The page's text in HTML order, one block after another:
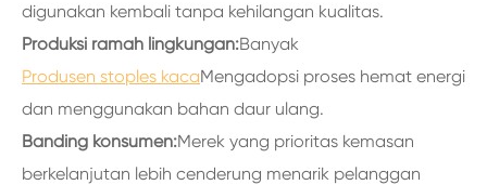
digunakan kembali tanpa kehilangan kualitas.
Produksi ramah lingkungan:Banyak
Produsen stoples kacaMengadopsi proses hemat energi
dan menggunakan bahan daur ulang.
Banding konsumen:Merek yang prioritas kemasan
berkelanjutan lebih cenderung menarik pelanggan